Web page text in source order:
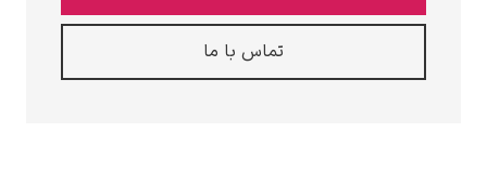
تماس با ما